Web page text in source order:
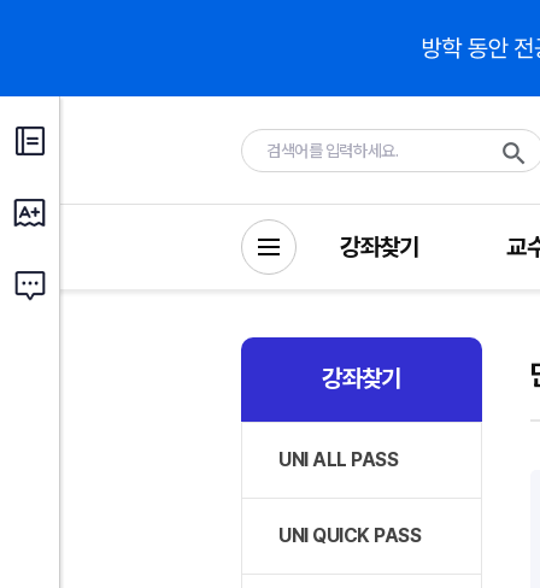
강좌찾기 교
강좌찾기
UNI ALL PASS
UNI QUICK PASS